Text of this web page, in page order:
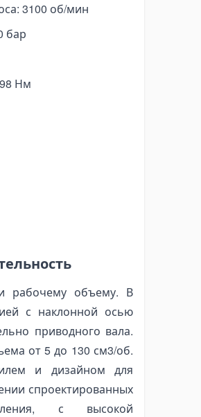
3100 об/мин
бар
Нм
рабочему объему. В
с наклонной осью
приводного вала.
от 5 до 130 см3/об.
и дизайном для
спроектированных
с высокой